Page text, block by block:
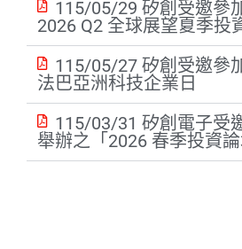
115/05/29 矽創受邀參
2026 Q2 全球展望夏季投
115/05/27 矽創受邀參
法巴亞洲科技企業日
115/03/31 矽創電子受
舉辦之「2026 春季投資論